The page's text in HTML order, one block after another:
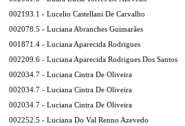
002193.1 - Lucelio Castellani De Carvalho
002078.5 - Luciana Abranches Guimarães
001871.4 - Luciana Aparecida Rodrigues
002209.6 - Luciana Aparecida Rodrigues Dos Santos
002034.7 - Luciana Cintra De Oliveira
002034.7 - Luciana Cintra De Oliveira
002034.7 - Luciana Cintra De Oliveira
002252.5 - Luciana Do Val Renno Azevedo